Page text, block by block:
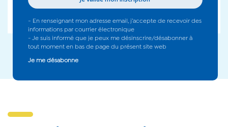
Réservation au 02 62 20 02 19 - service de médiation.